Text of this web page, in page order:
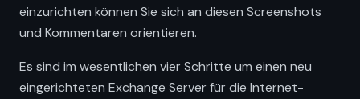
einzurichten können Sie sich an diesen Screenshots
und Kommentaren orientieren.
Es sind im wesentlichen vier Schritte um einen neu
eingerichteten Exchange Server für die Internet-